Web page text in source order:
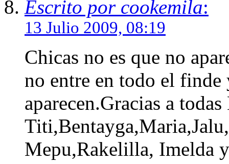
Escrito por cookemila:
13 Julio 2009, 08:19
Chicas no es que no
no entre en todo el
aparecen.Gracias a
Mepu,Rakelilla, Imelda